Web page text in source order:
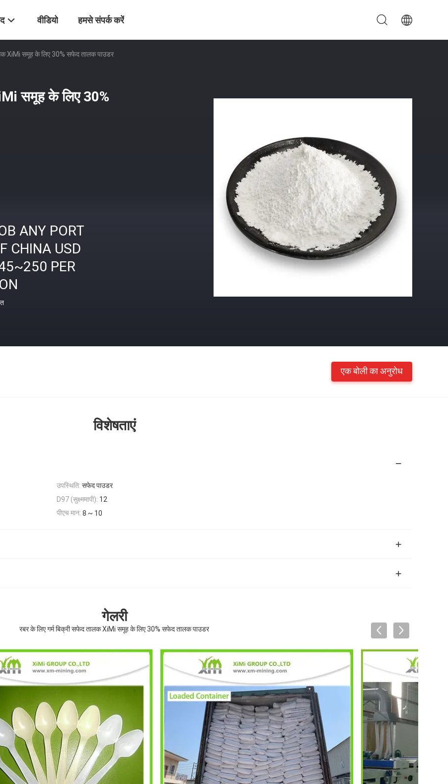
वीडियो हमसे संपर्क करें
XiMi समूह के लिए 30% सफेद तालक पाउडर
समूह के लिए 30%
ANY PORT
CHINA USD
PER
एक बोली का अनुरोध
विशेषताएं
उपस्थिति: सफेद पाउडर
D97 (सुक्ष्ममापी): 12
पीएच मान: 8 ~ 10
गेलरी
रबर के लिए गर्म बिक्री सफेद तालक XiMi समूह के लिए 30% सफेद तालक पाउडर